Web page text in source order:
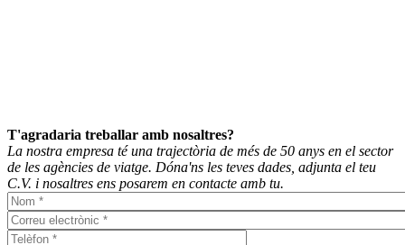
T'agradaria treballar amb nosaltres?
La nostra empresa té una trajectòria de més de 50 anys en el sector
de les agències de viatge. Dóna'ns les teves dades, adjunta el teu
C.V. i nosaltres ens posarem en contacte amb tu.
Nom
Correu
electrònic
Telèfon